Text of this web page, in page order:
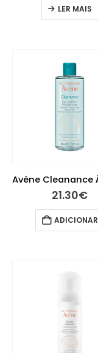
LER MAIS
21.30€
ADICIONAR